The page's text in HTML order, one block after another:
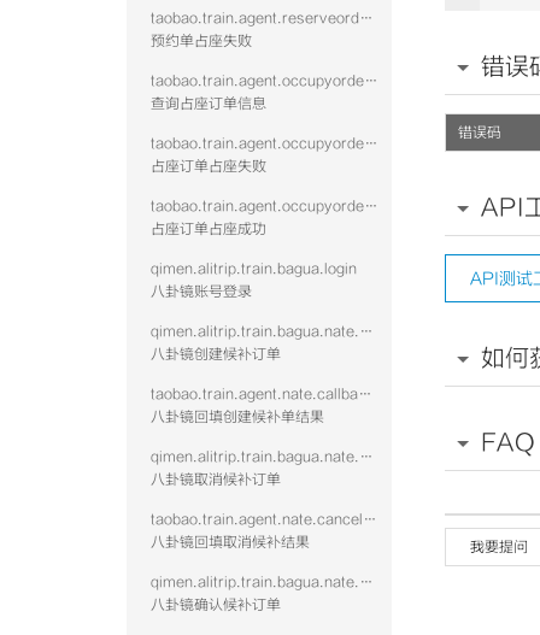
taobao.train.agent.reserveorderoccupy.fail
预约单占座失败
taobao.train.agent.occupyorder.query
查询占座订单信息
taobao.train.agent.occupyorder.confirm.fail
占座订单占座失败
taobao.train.agent.occupyorder.confirm.succ
占座订单占座成功
qimen.alitrip.train.bagua.login
八卦镜账号登录
qimen.alitrip.train.bagua.nate.create
八卦镜创建候补订单
taobao.train.agent.nate.callback.vtwo
八卦镜回填创建候补单结果
qimen.alitrip.train.bagua.nate.cancel
八卦镜取消候补订单
taobao.train.agent.nate.cancel.vtwo
八卦镜回填取消候补结果
qimen.alitrip.train.bagua.nate.confirm
八卦镜确认候补订单
错误
错误码
API
API测试
如何
FAQ
我要提问